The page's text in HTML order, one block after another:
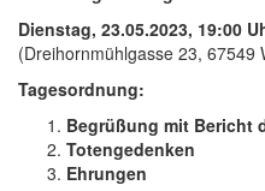
Dienstag, 23.05.2023, 19:00
(Dreihornmühlgasse 23, 67549
Tagesordnung:
Begrüßung mit Bericht
Totengedenken
Ehrungen